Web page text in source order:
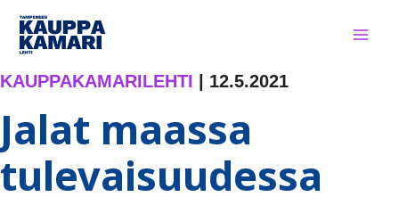
Siirry
sisältöön
KAUPPAKAMARILEHTI 12.5.2021
Jalat maassa
tulevaisuudessa